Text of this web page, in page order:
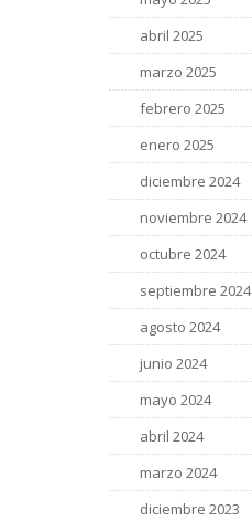
abril 2025
marzo 2025
febrero 2025
enero 2025
diciembre 2024
noviembre 2024
octubre 2024
septiembre 2024
agosto 2024
junio 2024
mayo 2024
abril 2024
marzo 2024
diciembre 2023